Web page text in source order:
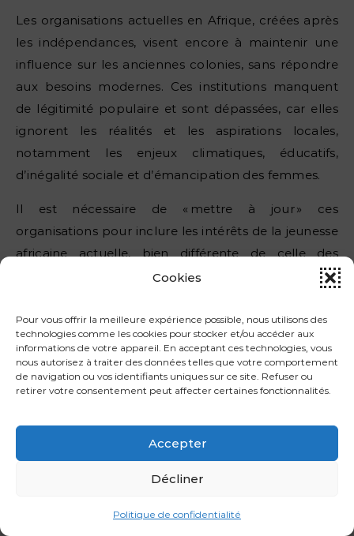
Cookies
Pour vous offrir la meilleure expérience possible, nous utilisons des
technologies comme les cookies pour stocker et/ou accéder aux
informations de votre appareil. En acceptant ces technologies, vous
nous autorisez à traiter des données telles que votre comportement
de navigation ou vos identifiants uniques sur ce site. Refuser ou
retirer votre consentement peut affecter certaines fonctionnalités.
Accepter
Décliner
Politique de confidentialité
Les organisations actuelles en Afrique, créées après
les indépendances, visent encore à maintenir une
influence sur les anciennes colonies, sans répondre
aux besoins modernes. Ces institutions manquent
de légitimité populaire et sont dépassées, car elles
ignorent les réalités et les aspirations locales,
notamment les enjeux climatiques, éducatifs,
d’inégalité sociale et d’émancipation des femmes.
Il est nécessaire de « mettre à jour » ces
organisations pour inclure les intérêts de la jeunesse
africaine actuelle, bien différente de celle des
années 1960. Ces institutions doivent refléter les
réellement soutenir son développement.
Une collaboration réussie avec l’Afrique exige des
organisations capables derépondre aux besoins
réels des populations locales. Ignorer ces réalités
qui devraient viser des solutions adaptées aux défis
contemporains du continent.
Les projets et le processus